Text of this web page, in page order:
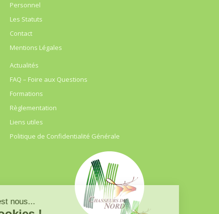
Personnel
Les Statuts
Contact
Mentions Légales
Actualités
FAQ – Foire aux Questions
Formations
Règlementation
Liens utiles
Politique de Confidentialité Générale